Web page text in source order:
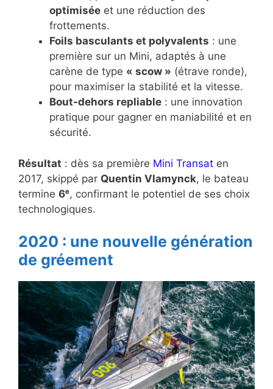
optimisée et une réduction des
frottements.
Foils basculants et polyvalents : une
première sur un Mini, adaptés à une
carène de type « scow » (étrave ronde),
pour maximiser la stabilité et la vitesse.
Bout-dehors repliable : une innovation
pratique pour gagner en maniabilité et en
sécurité.
Résultat : dès sa première Mini Transat en
2017, skippé par Quentin Vlamynck, le bateau
termine 6ᵉ, confirmant le potentiel de ses choix
technologiques.
2020 : une nouvelle génération
de gréement